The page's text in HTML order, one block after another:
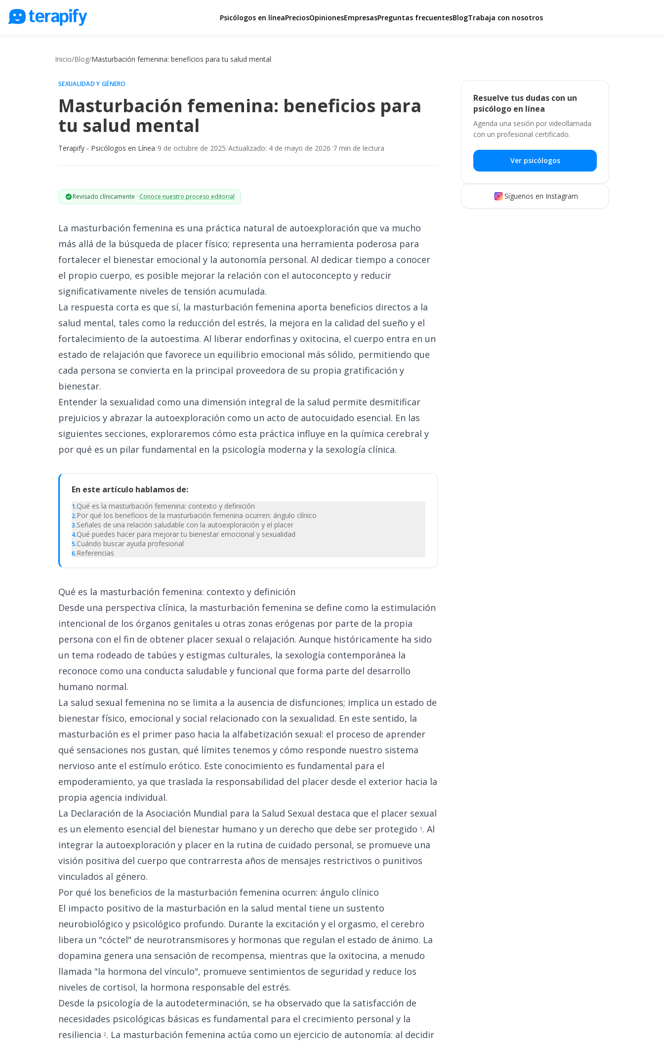
Psicólogos en líneaPreciosOpinionesEmpresasPreguntas frecuentesBlogTrabaja con nosotros
Preguntas frecuentes
Trabaja con nosotros
Inicio/Blog/Masturbación femenina: beneficios para tu salud mental
SEXUALIDAD Y GÉNERO
Masturbación femenina: beneficios para
tu salud mental
Terapify - Psicólogos en Línea/9 de octubre de 2025/Actualizado: 4 de mayo de 2026/7 min de lectura
Revisado clínicamente · Conoce nuestro proceso editorial
La masturbación femenina es una práctica natural de autoexploración que va mucho
más allá de la búsqueda de placer físico; representa una herramienta poderosa para
fortalecer el bienestar emocional y la autonomía personal. Al dedicar tiempo a conocer
el propio cuerpo, es posible mejorar la relación con el autoconcepto y reducir
significativamente niveles de tensión acumulada.
La respuesta corta es que sí, la masturbación femenina aporta beneficios directos a la
salud mental, tales como la reducción del estrés, la mejora en la calidad del sueño y el
fortalecimiento de la autoestima. Al liberar endorfinas y oxitocina, el cuerpo entra en un
estado de relajación que favorece un equilibrio emocional más sólido, permitiendo que
cada persona se convierta en la principal proveedora de su propia gratificación y
bienestar.
Entender la sexualidad como una dimensión integral de la salud permite desmitificar
prejuicios y abrazar la autoexploración como un acto de autocuidado esencial. En las
siguientes secciones, exploraremos cómo esta práctica influye en la química cerebral y
por qué es un pilar fundamental en la psicología moderna y la sexología clínica.
En este artículo hablamos de:
1.Qué es la masturbación femenina: contexto y definición
2.Por qué los beneficios de la masturbación femenina ocurren: ángulo clínico
3.Señales de una relación saludable con la autoexploración y el placer
4.Qué puedes hacer para mejorar tu bienestar emocional y sexualidad
5.Cuándo buscar ayuda profesional
6.Referencias
Qué es la masturbación femenina: contexto y definición
Desde una perspectiva clínica, la masturbación femenina se define como la estimulación
intencional de los órganos genitales u otras zonas erógenas por parte de la propia
persona con el fin de obtener placer sexual o relajación. Aunque históricamente ha sido
un tema rodeado de tabúes y estigmas culturales, la sexología contemporánea la
reconoce como una conducta saludable y funcional que forma parte del desarrollo
humano normal.
La salud sexual femenina no se limita a la ausencia de disfunciones; implica un estado de
bienestar físico, emocional y social relacionado con la sexualidad. En este sentido, la
masturbación es el primer paso hacia la alfabetización sexual: el proceso de aprender
qué sensaciones nos gustan, qué límites tenemos y cómo responde nuestro sistema
nervioso ante el estímulo erótico. Este conocimiento es fundamental para el
empoderamiento, ya que traslada la responsabilidad del placer desde el exterior hacia la
propia agencia individual.
La Declaración de la Asociación Mundial para la Salud Sexual destaca que el placer sexual
es un elemento esencial del bienestar humano y un derecho que debe ser protegido 1 . Al
integrar la autoexploración y placer en la rutina de cuidado personal, se promueve una
visión positiva del cuerpo que contrarresta años de mensajes restrictivos o punitivos
vinculados al género.
Por qué los beneficios de la masturbación femenina ocurren: ángulo clínico
El impacto positivo de la masturbación en la salud mental tiene un sustento
neurobiológico y psicológico profundo. Durante la excitación y el orgasmo, el cerebro
libera un "cóctel" de neurotransmisores y hormonas que regulan el estado de ánimo. La
dopamina genera una sensación de recompensa, mientras que la oxitocina, a menudo
llamada "la hormona del vínculo", promueve sentimientos de seguridad y reduce los
niveles de cortisol, la hormona responsable del estrés.
Desde la psicología de la autodeterminación, se ha observado que la satisfacción de
necesidades psicológicas básicas es fundamental para el crecimiento personal y la
resiliencia 2. La masturbación femenina actúa como un ejercicio de autonomía: al decidir
Resuelve tus dudas con un
psicólogo en línea
Agenda una sesión por videollamada
con un profesional certificado.
Ver psicólogos
Síguenos en Instagram